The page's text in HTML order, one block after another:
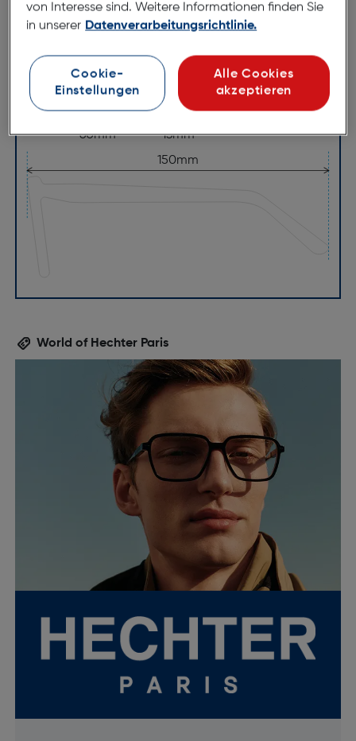
13mm
60mm
150mm
World of Hechter Paris
von Interesse sind. Weitere Informationen finden Sie
in unserer Datenverarbeitungsrichtlinie.
Cookie-
Einstellungen
Alle Cookies
akzeptieren